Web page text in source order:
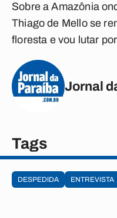
Sobre a Amazônia
Thiago de Mello se
floresta e vou lutar
Jornal
Tags
DESPEDIDA ENTREVISTA